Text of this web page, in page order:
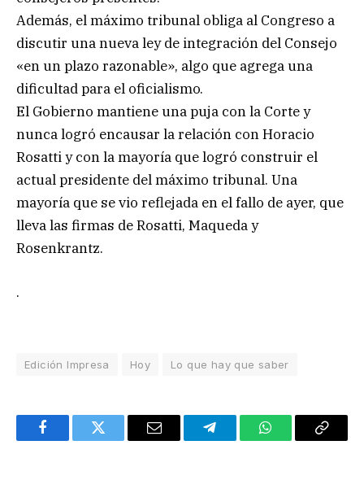
Además, el máximo tribunal obliga al Congreso a
discutir una nueva ley de integración del Consejo
«en un plazo razonable», algo que agrega una
dificultad para el oficialismo.
El Gobierno mantiene una puja con la Corte y
nunca logró encausar la relación con Horacio
Rosatti y con la mayoría que logró construir el
actual presidente del máximo tribunal. Una
mayoría que se vio reflejada en el fallo de ayer, que
lleva las firmas de Rosatti, Maqueda y
Rosenkrantz.
.
Edición Impresa Hoy Lo que hay que saber
FacebookTwitter Email TelegramWhatsAppCopy